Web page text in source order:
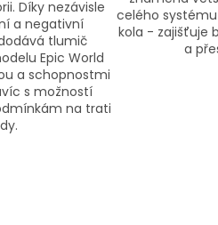
Díky nezávisle
a negativní
tlumič
Epic World
a schopnostmi
s možností
na trati
celého
kola - zajišťuje
a